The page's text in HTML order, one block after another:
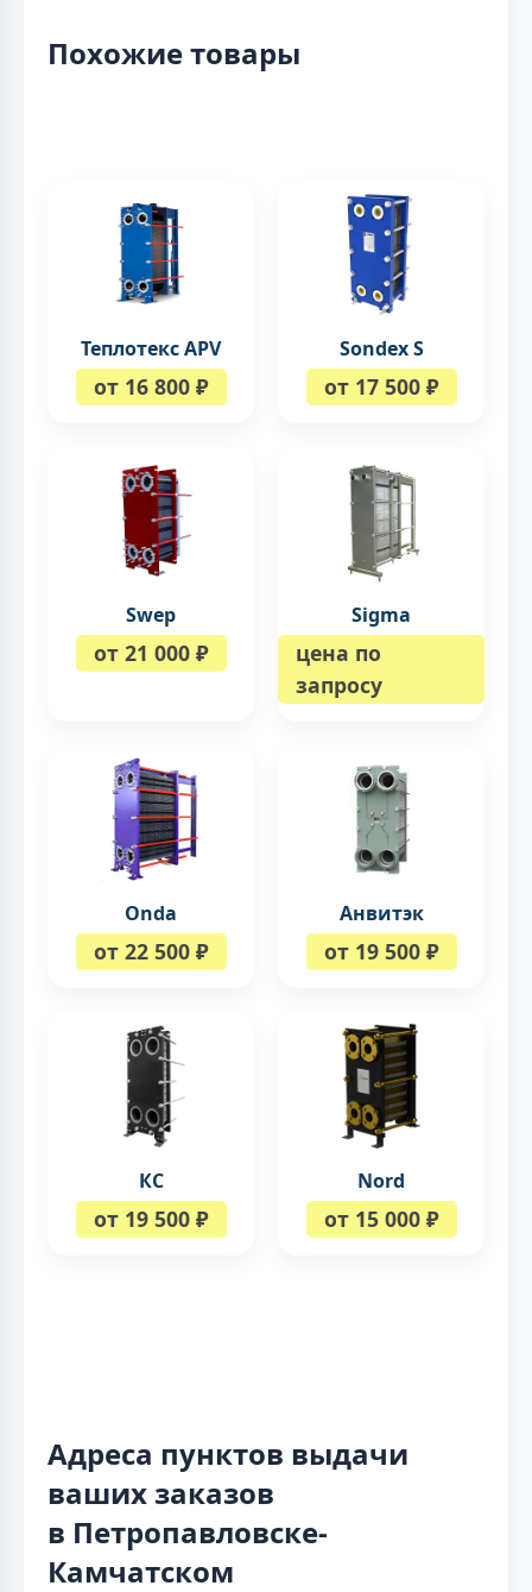
Похожие товары
Теплотекс APV
от 16 800 ₽
Sondex S
от 17 500 ₽
Swep
от 21 000 ₽
Sigma
цена по
запросу
Onda
от 22 500 ₽
Анвитэк
от 19 500 ₽
КС
от 19 500 ₽
Nord
от 15 000 ₽
Адреса пунктов выдачи
ваших заказов
в Петропавловске-
Камчатском